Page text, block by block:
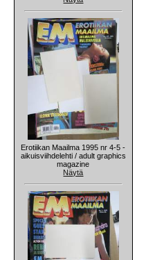
Erotiikan Maailma 1995 nr 4-5 -
aikuisviihdelehti / adult graphics
magazine
Näytä